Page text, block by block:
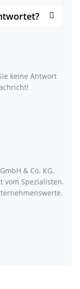
keine Antwort
& Co. KG.
vom Spezialisten.